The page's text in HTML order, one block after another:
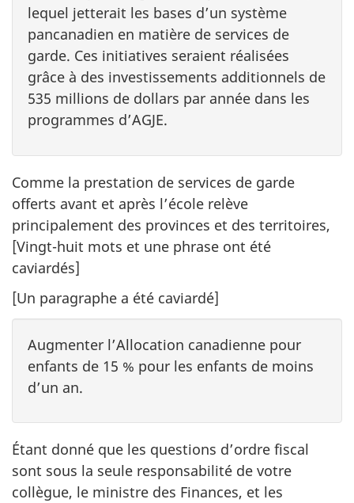
lequel jetterait les bases d’un système
pancanadien en matière de services de
garde. Ces initiatives seraient réalisées
grâce à des investissements additionnels de
535 millions de dollars par année dans les
programmes d’AGJE.
Comme la prestation de services de garde
offerts avant et après l’école relève
principalement des provinces et des territoires,
[Vingt-huit mots et une phrase ont été
caviardés]
[Un paragraphe a été caviardé]
Augmenter l’Allocation canadienne pour
enfants de 15 % pour les enfants de moins
d’un an.
Étant donné que les questions d’ordre fiscal
sont sous la seule responsabilité de votre
collègue, le ministre des Finances, et les